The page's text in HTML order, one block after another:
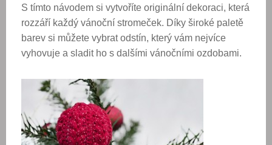
S tímto návodem si vytvoříte originální dekoraci, která
rozzáří každý vánoční stromeček. Díky široké paletě
barev si můžete vybrat odstín, který vám nejvíce
vyhovuje a sladit ho s dalšími vánočními ozdobami.